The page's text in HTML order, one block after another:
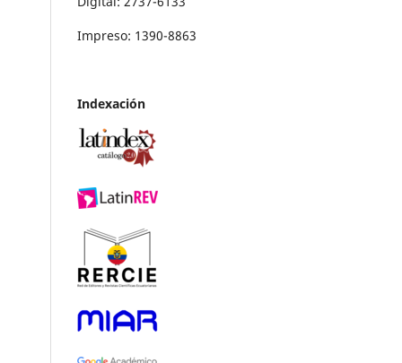
Impreso: 1390-8863
Indexación